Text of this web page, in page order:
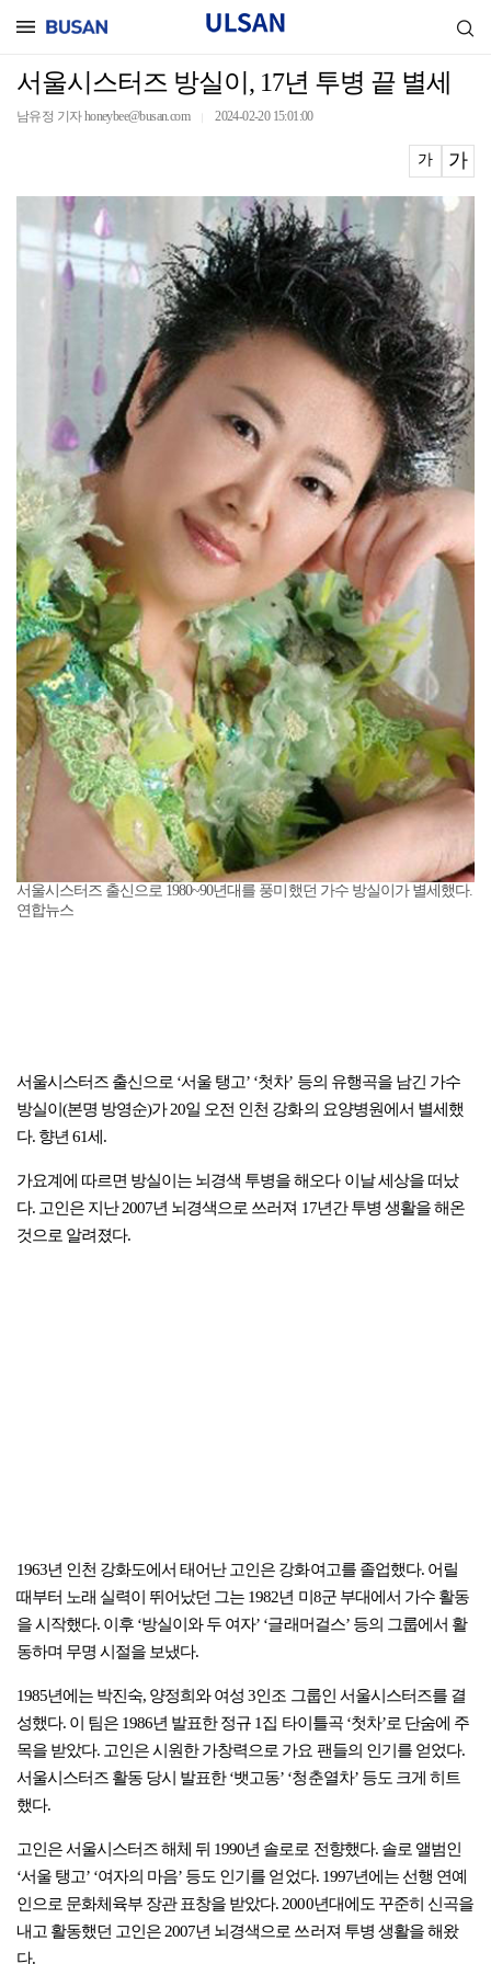
서울시스터즈 방실이, 17년 투병 끝 별세
남유정 기자 honeybee@busan.com 2024-02-20 15:01:00
가 가
서울시스터즈 출신으로 1980~90년대를 풍미했던 가수 방실이가 별세했다.
연합뉴스
서울시스터즈 출신으로 ‘서울 탱고’ ‘첫차’ 등의 유행곡을 남긴 가수
방실이(본명 방영순)가 20일 오전 인천 강화의 요양병원에서 별세했
다. 향년 61세.
가요계에 따르면 방실이는 뇌경색 투병을 해오다 이날 세상을 떠났
다. 고인은 지난 2007년 뇌경색으로 쓰러져 17년간 투병 생활을 해온
것으로 알려졌다.
1963년 인천 강화도에서 태어난 고인은 강화여고를 졸업했다. 어릴
때부터 노래 실력이 뛰어났던 그는 1982년 미8군 부대에서 가수 활동
을 시작했다. 이후 ‘방실이와 두 여자’ ‘글래머걸스’ 등의 그룹에서 활
동하며 무명 시절을 보냈다.
1985년에는 박진숙, 양정희와 여성 3인조 그룹인 서울시스터즈를 결
성했다. 이 팀은 1986년 발표한 정규 1집 타이틀곡 ‘첫차’로 단숨에 주
목을 받았다. 고인은 시원한 가창력으로 가요 팬들의 인기를 얻었다.
서울시스터즈 활동 당시 발표한 ‘뱃고동’ ‘청춘열차’ 등도 크게 히트
했다.
고인은 서울시스터즈 해체 뒤 1990년 솔로로 전향했다. 솔로 앨범인
‘서울 탱고’ ‘여자의 마음’ 등도 인기를 얻었다. 1997년에는 선행 연예
인으로 문화체육부 장관 표창을 받았다. 2000년대에도 꾸준히 신곡을
내고 활동했던 고인은 2007년 뇌경색으로 쓰러져 투병 생활을 해왔
다.